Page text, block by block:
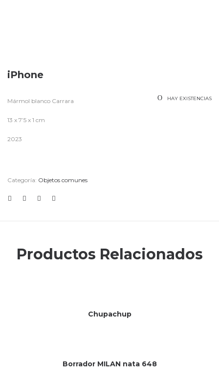
iPhone
HAY EXISTENCIAS
Mármol blanco Carrara
13 x 7’5 x 1 cm
2023
Categoría: Objetos comunes
Productos Relacionados
Chupachup
Sin existencias
Borrador MILAN nata 648